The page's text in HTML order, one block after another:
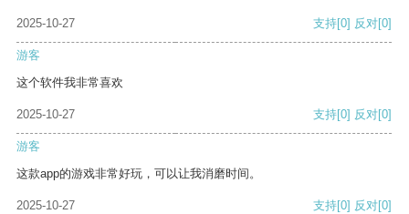
2025-10-27 支持[0] 反对[0]
游客
这个软件我非常喜欢
2025-10-27 支持[0] 反对[0]
游客
这款app的游戏非常好玩，可以让我消磨时间。
2025-10-27 支持[0] 反对[0]